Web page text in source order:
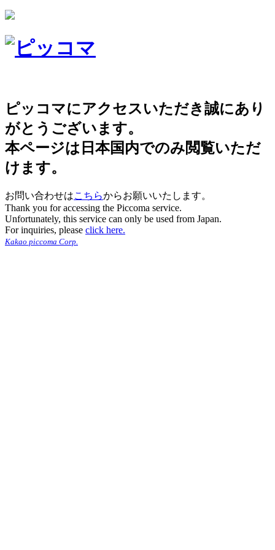
ピッコマにアクセスいただき誠にあり
がとうございます。
本ページは日本国内でのみ閲覧いただ
けます。
お問い合わせはこちらからお願いいたします。
Thank you for accessing the Piccoma service.
Unfortunately, this service can only be used from Japan.
For inquiries, please click here.
Kakao piccoma Corp.